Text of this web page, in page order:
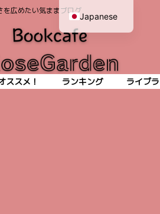
を広めたい気ままブログ
ススメ！ ランキング ライブ
Japanese
English